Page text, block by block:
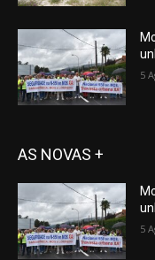
5
AS NOVAS +
5